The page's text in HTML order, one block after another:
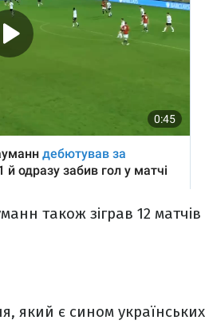
також зіграв 12
є сином українських